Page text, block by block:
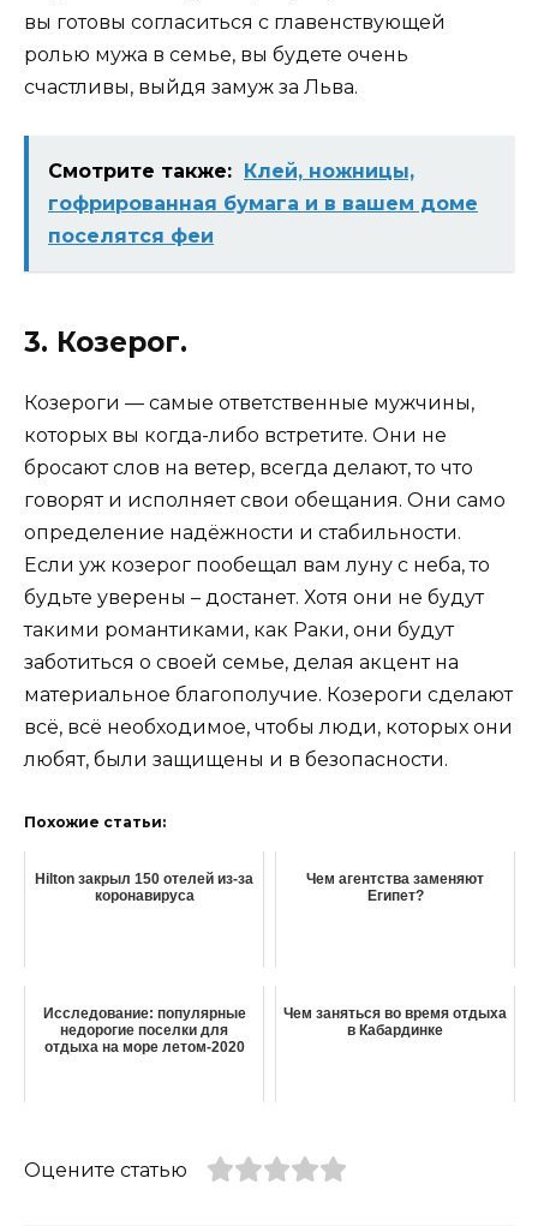
вы готовы согласиться с главенствующей
ролью мужа в семье, вы будете очень
счастливы, выйдя замуж за Льва.
Смотрите также: Клей, ножницы,
гофрированная бумага и в вашем доме
поселятся феи
3. Козерог.
Козероги — самые ответственные мужчины,
которых вы когда-либо встретите. Они не
бросают слов на ветер, всегда делают, то что
говорят и исполняет свои обещания. Они само
определение надёжности и стабильности.
Если уж козерог пообещал вам луну с неба, то
будьте уверены – достанет. Хотя они не будут
такими романтиками, как Раки, они будут
заботиться о своей семье, делая акцент на
материальное благополучие. Козероги сделают
всё, всё необходимое, чтобы люди, которых они
любят, были защищены и в безопасности.
Похожие статьи:
Hilton закрыл 150 отелей из-за
коронавируса
Чем агентства заменяют
Египет?
Исследование: популярные
недорогие поселки для
отдыха на море летом-2020
Чем заняться во время отдыха
в Кабардинке
Оцените статью